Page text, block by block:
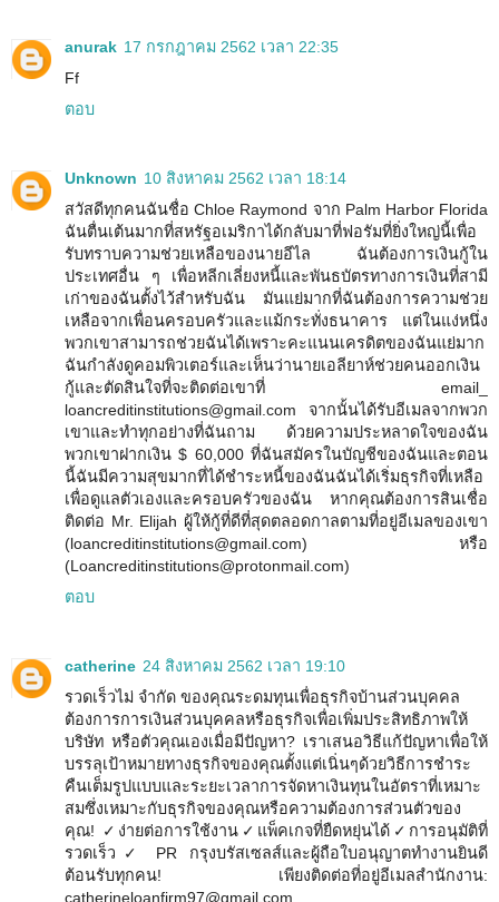
anurak 17 กรกฎาคม 2562 เวลา 22:35
Ff
ตอบ
Unknown 10 สิงหาคม 2562 เวลา 18:14
สวัสดีทุกคนฉันชื่อ Chloe Raymond จาก Palm Harbor Florida
ฉันตื่นเต้นมากที่สหรัฐอเมริกาได้กลับมาที่ฟอรัมที่ยิ่งใหญ่นี้เพื่อ
รับทราบความช่วยเหลือของนายอีไล ฉันต้องการเงินกู้ใน
ประเทศอื่น ๆ เพื่อหลีกเลี่ยงหนี้และพันธบัตรทางการเงินที่สามี
เก่าของฉันตั้งไว้สำหรับฉัน มันแย่มากที่ฉันต้องการความช่วย
เหลือจากเพื่อนครอบครัวและแม้กระทั่งธนาคาร แต่ในแง่หนึ่ง
พวกเขาสามารถช่วยฉันได้เพราะคะแนนเครดิตของฉันแย่มาก
ฉันกำลังดูคอมพิวเตอร์และเห็นว่านายเอลียาห์ช่วยคนออกเงิน
กู้และตัดสินใจที่จะติดต่อเขาที่ email_
loancreditinstitutions@gmail.com จากนั้นได้รับอีเมลจากพวก
เขาและทำทุกอย่างที่ฉันถาม ด้วยความประหลาดใจของฉัน
พวกเขาฝากเงิน $ 60,000 ที่ฉันสมัครในบัญชีของฉันและตอน
นี้ฉันมีความสุขมากที่ได้ชำระหนี้ของฉันฉันได้เริ่มธุรกิจที่เหลือ
เพื่อดูแลตัวเองและครอบครัวของฉัน หากคุณต้องการสินเชื่อ
ติดต่อ Mr. Elijah ผู้ให้กู้ที่ดีที่สุดตลอดกาลตามที่อยู่อีเมลของเขา
(loancreditinstitutions@gmail.com) หรือ
(Loancreditinstitutions@protonmail.com)
ตอบ
catherine 24 สิงหาคม 2562 เวลา 19:10
รวดเร็วไม่ จำกัด ของคุณระดมทุนเพื่อธุรกิจบ้านส่วนบุคคล
ต้องการการเงินส่วนบุคคลหรือธุรกิจเพื่อเพิ่มประสิทธิภาพให้
บริษัท หรือตัวคุณเองเมื่อมีปัญหา? เราเสนอวิธีแก้ปัญหาเพื่อให้
บรรลุเป้าหมายทางธุรกิจของคุณตั้งแต่เนิ่นๆด้วยวิธีการชำระ
คืนเต็มรูปแบบและระยะเวลาการจัดหาเงินทุนในอัตราที่เหมาะ
สมซึ่งเหมาะกับธุรกิจของคุณหรือความต้องการส่วนตัวของ
คุณ! ✓ง่ายต่อการใช้งาน✓แพ็คเกจที่ยืดหยุ่นได้✓การอนุมัติที่
รวดเร็ว✓ PR กรุงบรัสเซลส์และผู้ถือใบอนุญาตทำงานยินดี
ต้อนรับทุกคน! เพียงติดต่อที่อยู่อีเมลสำนักงาน:
catherineloanfirm97@gmail.com